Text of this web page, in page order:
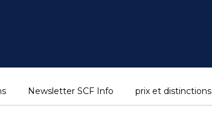
Newsletter SCF Info prix et distinctions